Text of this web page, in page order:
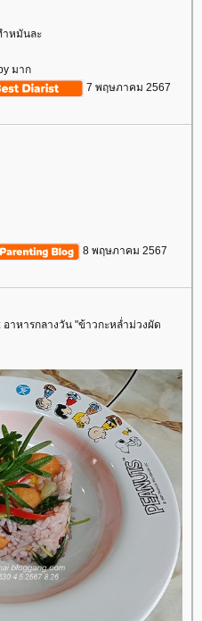
ำหมันละ
มาก
7 พฤษภาคม 2567
8 พฤษภาคม 2567
อาหารกลางวัน "ข้าวกะหล่ำม่วงผัด